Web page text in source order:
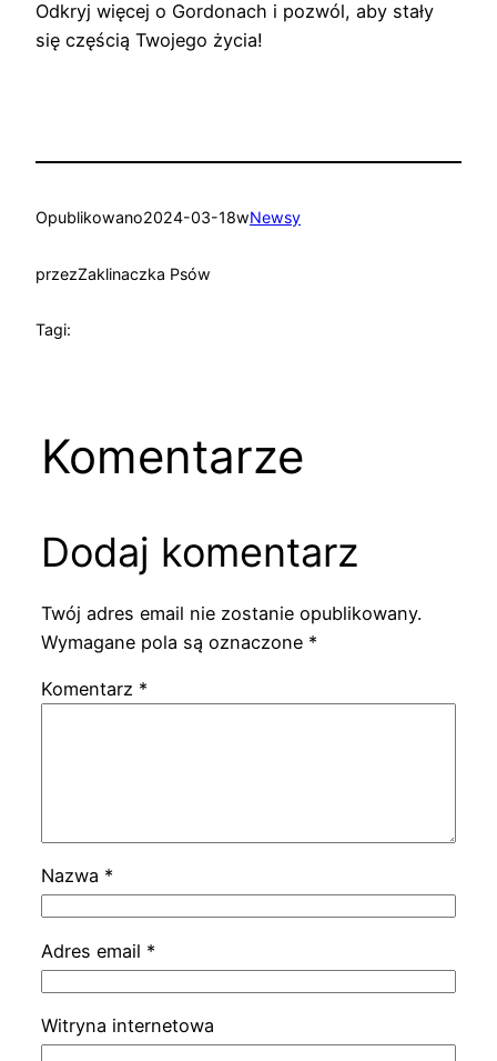
Odkryj więcej o Gordonach i pozwól, aby stały
się częścią Twojego życia!
Opublikowano2024-03-18wNewsy
przezZaklinaczka Psów
Tagi:
Komentarze
Dodaj komentarz
Twój adres email nie zostanie opublikowany.
Wymagane pola są oznaczone *
Komentarz *
Nazwa *
Adres email *
Witryna internetowa